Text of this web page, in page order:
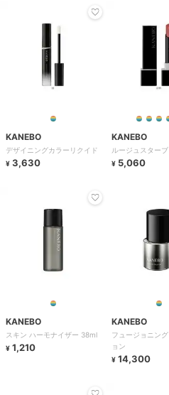
KANEBO
デザイニングカラーリクイド
¥ 3,630
KANEBO
ルージュスター
¥ 5,060
KANEBO
スキン ハーモナイザー 38ml
¥ 1,210
KANEBO
フュージョニン
ョン
¥ 14,300